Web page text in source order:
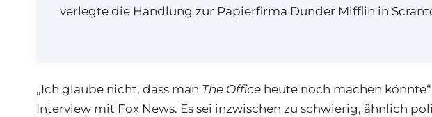
verlegte die Handlung zur Papierfirma Dunder Mifflin in
„Ich glaube nicht, dass man The Office heute noch machen
Interview mit Fox News. Es sei inzwischen zu schwierig, ähnlich